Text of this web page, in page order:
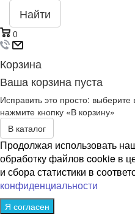
Найти
0
Корзина
Ваша корзина пуста
Исправить это просто:
нажмите кнопку «В корзину»
В каталог
Продолжая использовать
обработку файлов cookie в
и сбора статистики в
конфиденциальности
Я согласен